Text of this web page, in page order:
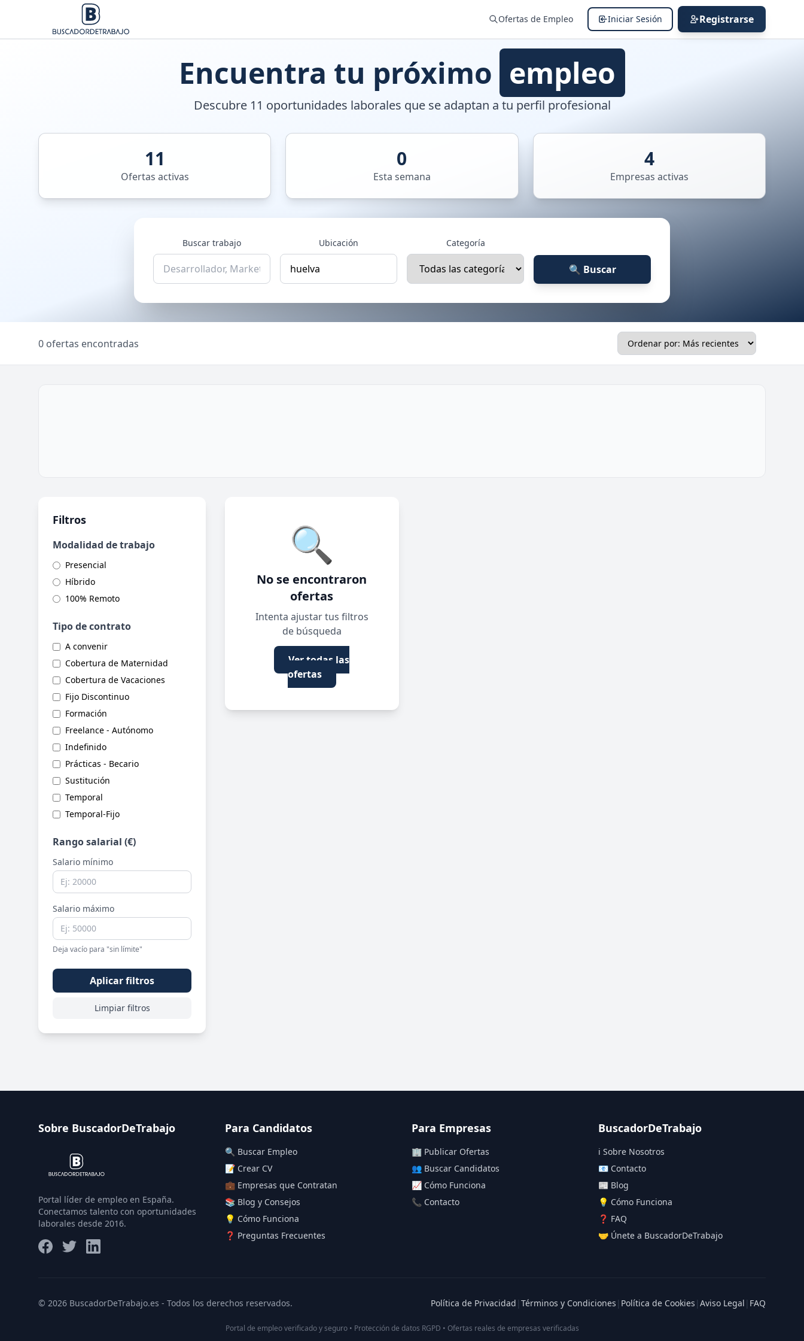
Ofertas de Empleo Iniciar Sesión Registrarse
Encuentra tu próximo empleo
Descubre 11 oportunidades laborales que se adaptan a tu perfil profesional
11
Ofertas activas
0
Esta semana
4
Empresas activas
Buscar trabajo Ubicación Categoría
🔍 Buscar
0 ofertas encontradas
Filtros
Modalidad de trabajo
Presencial
Híbrido
100% Remoto
Tipo de contrato
A convenir
Cobertura de Maternidad
Cobertura de Vacaciones
Fijo Discontinuo
Formación
Freelance - Autónomo
Indefinido
Prácticas - Becario
Sustitución
Temporal
Temporal-Fijo
Rango salarial (€)
Salario mínimo
Salario máximo
Deja vacío para "sin límite"
Aplicar filtros
Limpiar filtros
🔍
No se encontraron
ofertas
Intenta ajustar tus filtros
de búsqueda
Ver todas las
ofertas
Sobre BuscadorDeTrabajo
Portal líder de empleo en España.
Conectamos talento con oportunidades
laborales desde 2016.
Para Candidatos
🔍 Buscar Empleo
📝 Crear CV
💼 Empresas que Contratan
📚 Blog y Consejos
💡 Cómo Funciona
❓ Preguntas Frecuentes
Para Empresas
🏢 Publicar Ofertas
👥 Buscar Candidatos
📈 Cómo Funciona
📞 Contacto
BuscadorDeTrabajo
ℹ️ Sobre Nosotros
📧 Contacto
📰 Blog
💡 Cómo Funciona
❓ FAQ
🤝 Únete a BuscadorDeTrabajo
© 2026 BuscadorDeTrabajo.es - Todos los derechos reservados. Política de Privacidad | Términos y Condiciones | Política de Cookies | Aviso Legal | FAQ
Portal de empleo verificado y seguro • Protección de datos RGPD • Ofertas reales de empresas verificadas